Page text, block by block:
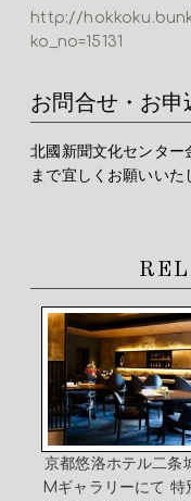
http://
ko_no=15131
お問合せ・お申
北國新聞文化センタ
まで宜しくお願いいた
京都悠洛ホテル二条
Mギャラリーにて 特